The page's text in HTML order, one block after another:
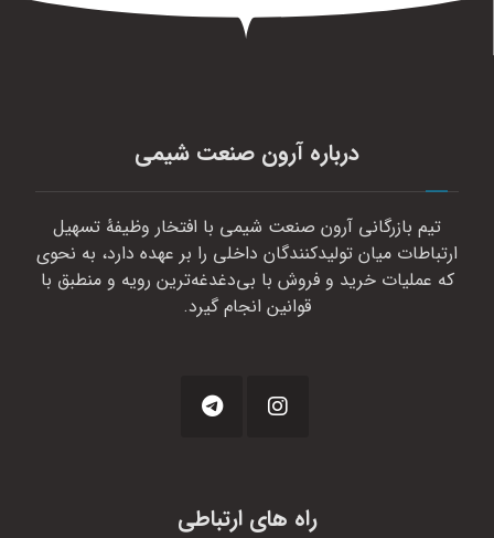
درباره آرون صنعت شیمی
تیم بازرگانی آرون صنعت شیمی با افتخار وظیفهٔ تسهیل
ارتباطات میان تولیدکنندگان داخلی را بر عهده دارد، به نحوی
که عملیات خرید و فروش با بی‌دغدغه‌ترین رویه و منطبق با
قوانین انجام گیرد.
راه های ارتباطی